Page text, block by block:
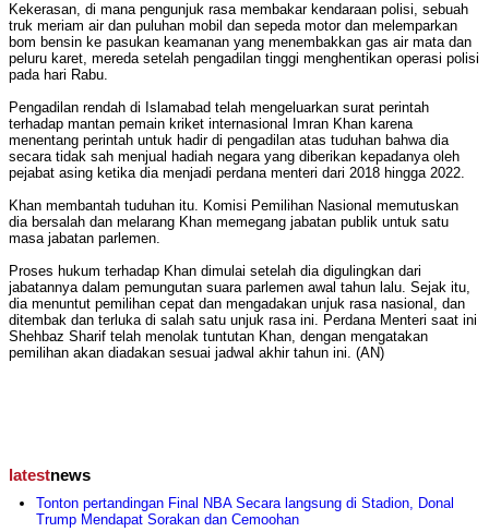
Kekerasan, di mana pengunjuk rasa membakar kendaraan polisi, sebuah
truk meriam air dan puluhan mobil dan sepeda motor dan melemparkan
bom bensin ke pasukan keamanan yang menembakkan gas air mata dan
peluru karet, mereda setelah pengadilan tinggi menghentikan operasi polisi
pada hari Rabu.
Pengadilan rendah di Islamabad telah mengeluarkan surat perintah
terhadap mantan pemain kriket internasional Imran Khan karena
menentang perintah untuk hadir di pengadilan atas tuduhan bahwa dia
secara tidak sah menjual hadiah negara yang diberikan kepadanya oleh
pejabat asing ketika dia menjadi perdana menteri dari 2018 hingga 2022.
Khan membantah tuduhan itu. Komisi Pemilihan Nasional memutuskan
dia bersalah dan melarang Khan memegang jabatan publik untuk satu
masa jabatan parlemen.
Proses hukum terhadap Khan dimulai setelah dia digulingkan dari
jabatannya dalam pemungutan suara parlemen awal tahun lalu. Sejak itu,
dia menuntut pemilihan cepat dan mengadakan unjuk rasa nasional, dan
ditembak dan terluka di salah satu unjuk rasa ini. Perdana Menteri saat ini
Shehbaz Sharif telah menolak tuntutan Khan, dengan mengatakan
pemilihan akan diadakan sesuai jadwal akhir tahun ini. (AN)
latestnews
Tonton pertandingan Final NBA Secara langsung di Stadion, Donal
Trump Mendapat Sorakan dan Cemoohan